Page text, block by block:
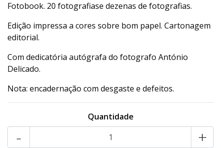
Fotobook. 20 fotografiase dezenas de fotografias.
Edição impressa a cores sobre bom papel. Cartonagem
editorial.
Com dedicatória autógrafa do fotografo António
Delicado.
Nota: encadernação com desgaste e defeitos.
Quantidade
+
-